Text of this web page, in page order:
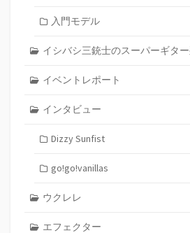
入門モデル
イシバシ三銃士のスーパーギタ
イベントレポート
インタビュー
Dizzy Sunfist
go!go!vanillas
ウクレレ
エフェクター